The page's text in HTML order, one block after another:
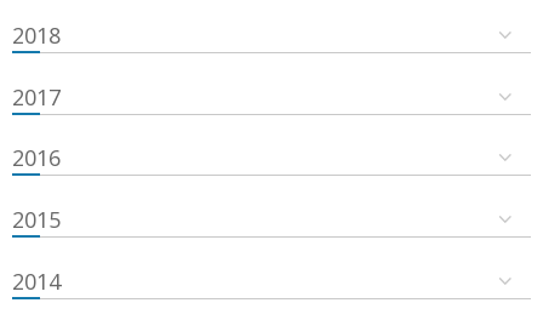
2018
2017
2016
2015
2014